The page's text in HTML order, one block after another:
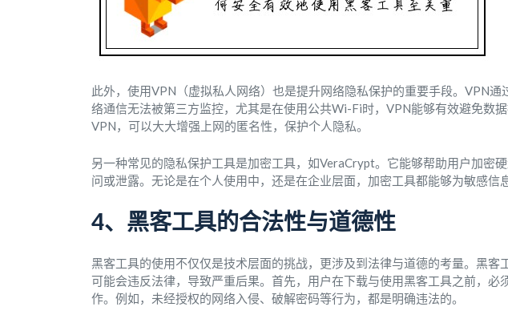
此外，使用VPN（虚拟私人网络）也是提升网络隐私保护的重要手段。VPN通
络通信无法被第三方监控，尤其是在使用公共Wi-Fi时，VPN能够有效避免数
VPN，可以大大增强上网的匿名性，保护个人隐私。
另一种常见的隐私保护工具是加密工具，如VeraCrypt。它能够帮助用户加密
问或泄露。无论是在个人使用中，还是在企业层面，加密工具都能够为敏感信
4、黑客工具的合法性与道德性
黑客工具的使用不仅仅是技术层面的挑战，更涉及到法律与道德的考量。黑客
可能会违反法律，导致严重后果。首先，用户在下载与使用黑客工具之前，必
作。例如，未经授权的网络入侵、破解密码等行为，都是明确违法的。